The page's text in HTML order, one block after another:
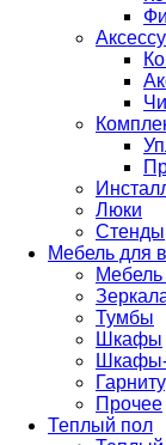
Люки
Стенды
Мебель для
Мебель
Тумбы
Шкафы
Прочее
Теплый пол